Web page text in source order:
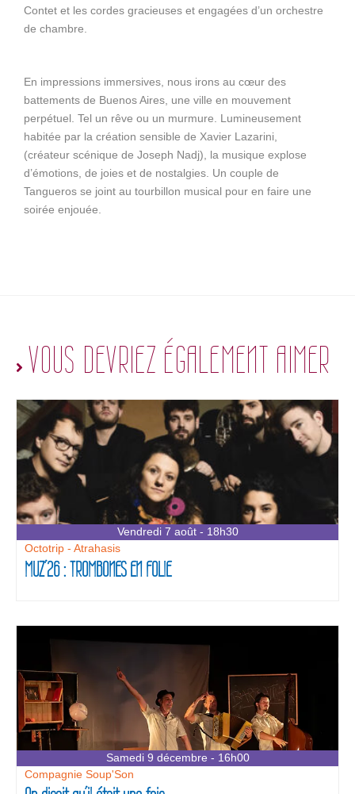
Contet et les cordes gracieuses et engagées d’un orchestre
de chambre.
En impressions immersives, nous irons au cœur des
battements de Buenos Aires, une ville en mouvement
perpétuel. Tel un rêve ou un murmure. Lumineusement
habitée par la création sensible de Xavier Lazarini,
(créateur scénique de Joseph Nadj), la musique explose
d’émotions, de joies et de nostalgies. Un couple de
Tangueros se joint au tourbillon musical pour en faire une
soirée enjouée.
VOUS DEVRIEZ ÉGALEMENT AIMER
Vendredi 7 août - 18h30
Octotrip - Atrahasis
MUZ’26 : TROMBONES EN FOLIE
Samedi 9 décembre - 16h00
Compagnie Soup'Son